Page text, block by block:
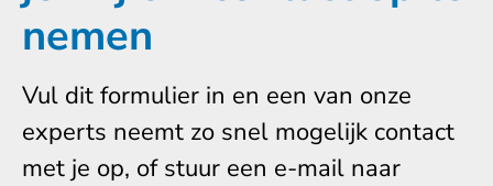
nemen
Vul dit formulier in en een van onze
experts neemt zo snel mogelijk contact
met je op, of stuur een e-mail naar